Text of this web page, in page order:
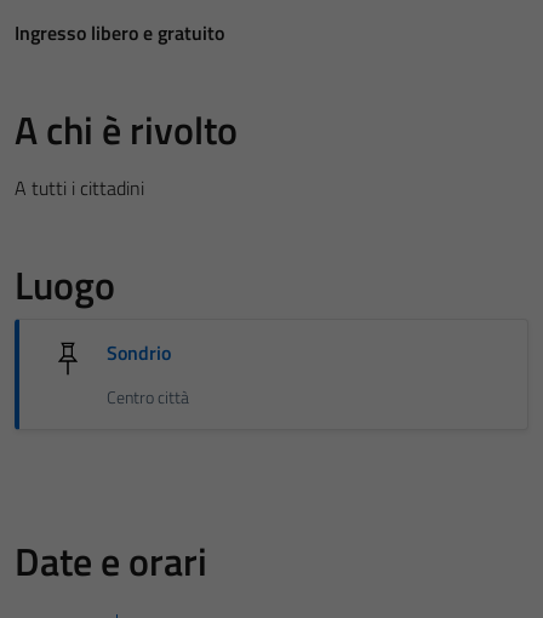
Ingresso libero e gratuito
A chi è rivolto
A tutti i cittadini
Luogo
Sondrio
Centro città
Date e orari